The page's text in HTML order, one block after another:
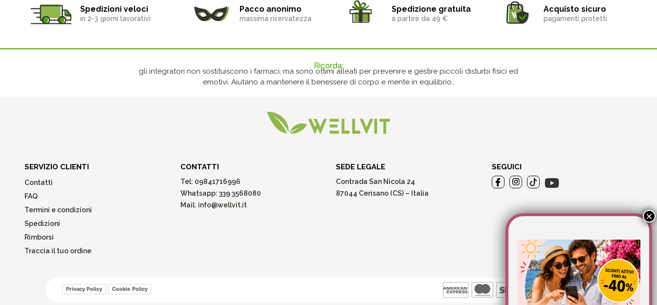
Spedizioni veloci
in 2-3 giorni lavorativi
Pacco anonimo
massima riservatezza
Spedizione gratuita
a partire da 49 €
Acquisto sicuro
pagamenti protetti
Ricorda:
gli integratori non sostituiscono i farmaci, ma sono ottimi alleati per prevenire e gestire piccoli disturbi fisici ed
emotivi. Aiutano a mantenere il benessere di corpo e mente in equilibrio..
SERVIZIO CLIENTI
Contatti
FAQ
Termini e condizioni
Spedizioni
Rimborsi
Traccia il tuo ordine
CONTATTI
Tel: 09841716996
Whatsapp: 339 3568080
Mail: info@wellvit.it
SEDE LEGALE
Contrada San Nicola 24
87044 Cerisano (CS) – Italia
SEGUICI
Privacy Policy Cookie Policy